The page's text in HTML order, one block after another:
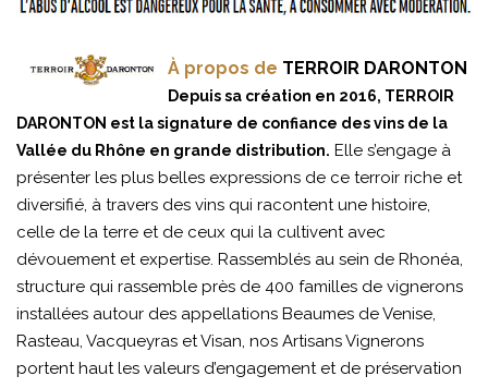
À propos de TERROIR DARONTON
Depuis sa création en 2016, TERROIR
DARONTON est la signature de confiance des vins de la
Vallée du Rhône en grande distribution. Elle s’engage à
présenter les plus belles expressions de ce terroir riche et
diversifié, à travers des vins qui racontent une histoire,
celle de la terre et de ceux qui la cultivent avec
dévouement et expertise. Rassemblés au sein de Rhonéa,
structure qui rassemble près de 400 familles de vignerons
installées autour des appellations Beaumes de Venise,
Rasteau, Vacqueyras et Visan, nos Artisans Vignerons
portent haut les valeurs d’engagement et de préservation